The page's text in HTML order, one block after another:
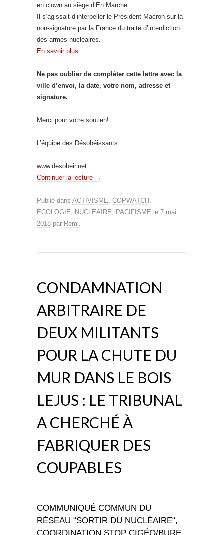
en clown au siège d’En Marche.
Il s’agissait d’interpeller le Président Macron sur la
non-signature par la France du traité d’interdiction
des armes nucléaires.
En savoir plus.
Ne pas oublier de compléter cette lettre avec la
ville d’envoi, la date, votre nom, adresse et
signature.
Merci pour votre soutien!
L’équipe des Désobéissants
www.desobeir.net
Continuer la lecture →
Publié dans ACTIVISME COPWATCH
ÉCOLOGIE
NUCLÉAIRE PACIFISME le 7 mai
2018 par Rémi
CONDAMNATION
ARBITRAIRE DE
DEUX MILITANTS
POUR LA CHUTE DU
MUR DANS LE BOIS
LEJUS : LE TRIBUNAL
A CHERCHÉ À
FABRIQUER DES
COUPABLES
COMMUNIQUÉ COMMUN DU
RÉSEAU “SORTIR DU NUCLÉAIRE“,